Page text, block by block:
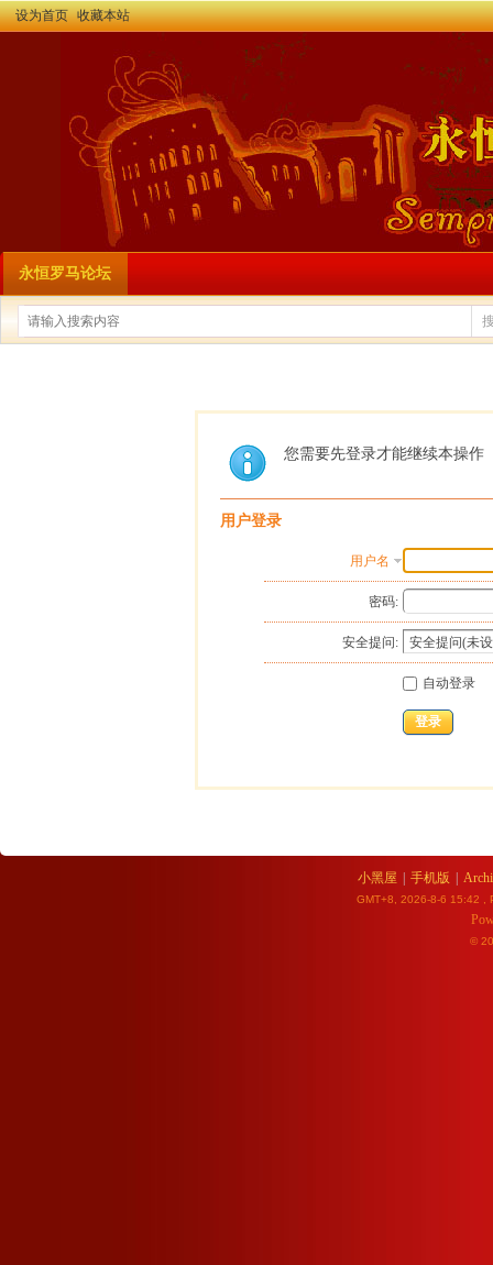
设为首页 收藏本站
永恒罗马论坛
您需要先登录才能继续本操作
用户登录
用户名
密码:
安全提问:
自动登录
登录
小黑屋 手机版
GMT+8, 2026-8-6 15:42 ,
©